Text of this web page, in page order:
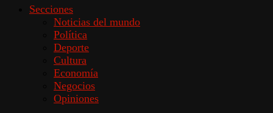
Secciones
Noticias del mundo
Política
Deporte
Cultura
Economía
Negocios
Opiniones